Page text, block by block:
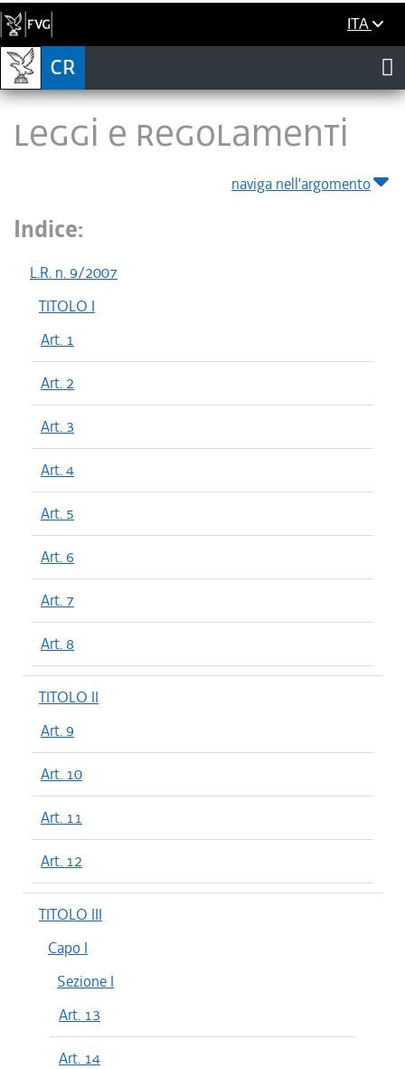
ITA
LEGGI E REGOLAMENTI
naviga nell'argomento
Indice:
L.R. n. 9/2007
TITOLO I
Art. 1
Art. 2
Art. 3
Art. 4
Art. 5
Art. 6
Art. 7
Art. 8
TITOLO II
Art. 9
Art. 10
Art. 11
Art. 12
TITOLO III
Capo I
Sezione I
Art. 13
Art. 14